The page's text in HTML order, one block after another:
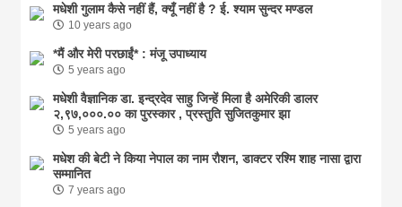
मधेशी गुलाम कैसे नहीं हैं, क्यूँ नहीं है ? ई. श्याम सुन्दर मण्डल
10 years ago
*मैं और मेरी परछाईं* : मंजू उपाध्याय
5 years ago
मधेशी वैज्ञानिक डा. इन्द्रदेव साहु जिन्हें मिला है अमेरिकी डालर
२,९७,०००.०० का पुरस्कार , प्रस्तुति सुजितकुमार झा
5 years ago
मधेश की बेटी ने किया नेपाल का नाम राैशन, डाक्टर रश्मि शाह नासा द्वारा
सम्मानित
7 years ago